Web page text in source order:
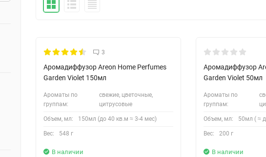
Безкоштовна Доставка
3
Аромадиффузор Areon Home Perfumes
Garden Violet 150мл
Ароматы по
группам:
свежие, цветочные,
цитрусовые
Объем, мл: 150мл (до 40 кв.м ≈ 3-4 мес)
Вес: 548 г
В наличии
Аромадиффузор
Garden Violet 50мл
Ароматы по
группам:
Объем, мл: 50мл ( ≈
Вес: 200 г
В наличии